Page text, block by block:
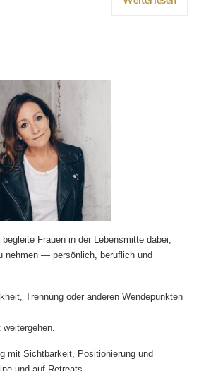
Frauen in der Lebensmitte dabei,
nehmen — persönlich, beruflich und
Trennung oder anderen Wendepunkten
mit Sichtbarkeit, Positionierung und